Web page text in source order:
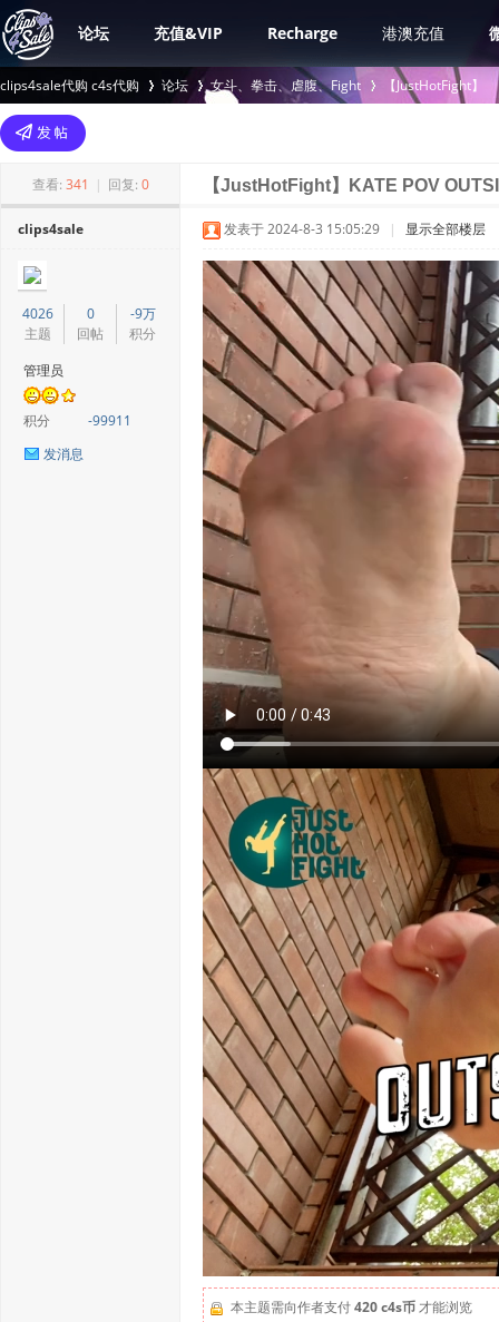
论坛 充值&VIP Recharge 港澳充值
clips4sale代购 c4s代购
>
论坛 女斗、拳击、虐腹、Fight
›
【JustHotFight】
查看: 341 | 回复: 0 【JustHotFight】KATE POV
clips4sale
4026
主题
0
回帖
-9万
积分
管理员
积分
-99911
发消息
发表于 2024-8-3 15:05:29 | 显示全部楼层
本主题需向作者支付420 c4s币才能浏览